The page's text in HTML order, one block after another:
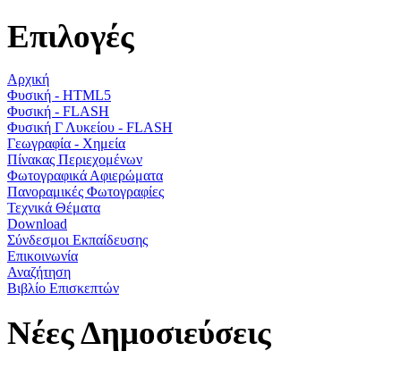
Επιλογές
Αρχική
Φυσική - HTML5
Φυσική - FLASH
Φυσική Γ Λυκείου - FLASH
Γεωγραφία - Χημεία
Πίνακας Περιεχομένων
Φωτογραφικά Αφιερώματα
Πανοραμικές Φωτογραφίες
Τεχνικά Θέματα
Download
Σύνδεσμοι Εκπαίδευσης
Επικοινωνία
Αναζήτηση
Βιβλίο Επισκεπτών
Νέες Δημοσιεύσεις